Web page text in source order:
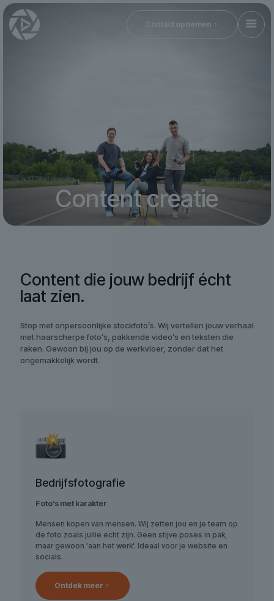
Contact opnemen
Content creatie
Content die jouw bedrijf écht
laat zien.
Stop met onpersoonlijke stockfoto’s. Wij vertellen jouw verhaal
met haarscherpe foto’s, pakkende video’s en teksten die
raken. Gewoon bij jou op de werkvloer, zonder dat het
ongemakkelijk wordt.
Bedrijfsfotografie
Foto’s met karakter
Mensen kopen van mensen. Wij zetten jou en je team op
de foto zoals jullie echt zijn. Geen stijve poses in pak,
maar gewoon 'aan het werk'. Ideaal voor je website en
socials.
Ontdek meer